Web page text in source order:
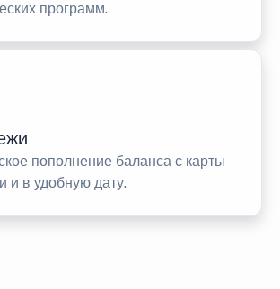
программ.
пополнение баланса с карты
и в удобную дату.